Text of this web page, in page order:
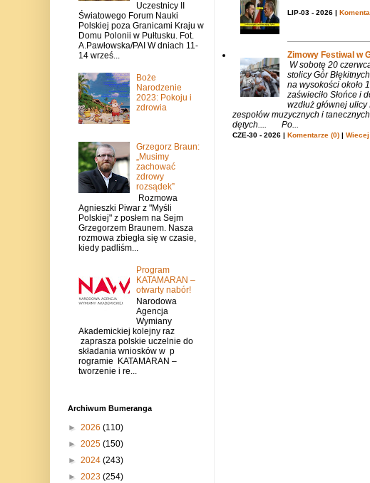
LIP-03 - 2026 |
Zimowy Festiwal w
W sobotę 20
stolicy Gór
na wysokości około
zaświeciło Słońce i
wzdłuż głównej
zespołów muzycznych i
dętych.... Po...
CZE-30 - 2026 | Komentarze (0)| Wiecej
Uczestnicy II
Światowego Forum Nauki
Polskiej poza Granicami Kraju w
Domu Polonii w Pułtusku. Fot.
A.Pawłowska/PAI W dniach 11-
14 wrześ...
Boże
Narodzenie
2023: Pokoju i
zdrowia
Grzegorz Braun:
„Musimy
zachować
zdrowy
rozsądek”
Rozmowa
Agnieszki Piwar z "Myśli
Polskiej" z posłem na Sejm
Grzegorzem Braunem. Nasza
rozmowa zbiegła się w czasie,
kiedy padliśm...
Program
KATAMARAN –
otwarty nabór!
Narodowa
Agencja
Wymiany
Akademickiej kolejny raz
zaprasza polskie uczelnie do
składania wniosków w p
rogramie KATAMARAN –
tworzenie i re...
Archiwum Bumeranga
► 2026 (110)
► 2025 (150)
► 2024 (243)
► 2023 (254)